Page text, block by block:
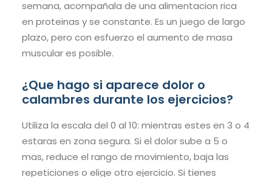
semana, acompañala de una alimentacion rica
en proteinas y se constante. Es un juego de largo
plazo, pero con esfuerzo el aumento de masa
muscular es posible.
¿Que hago si aparece dolor o
calambres durante los ejercicios?
Utiliza la escala del 0 al 10: mientras estes en 3 o 4
estaras en zona segura. Si el dolor sube a 5 o
mas, reduce el rango de movimiento, baja las
repeticiones o elige otro ejercicio. Si tienes